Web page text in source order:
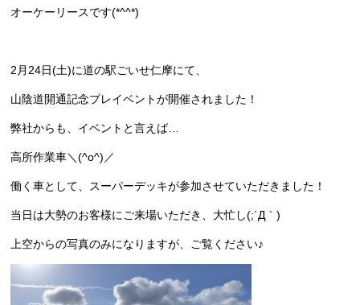
オーケーリースです(*^^*)
2月24日(土)に道の駅ごいせ仁摩にて、
山陰道開通記念プレイベントが開催されました！
弊社からも、イベントと言えば…
高所作業車＼(^o^)／
働く車として、スーパーデッキが参加させていただきました！
当日は大勢のお客様にご来場いただき、大忙し(;´Д｀)
上空からの写真のみになりますが、ご覧ください♪